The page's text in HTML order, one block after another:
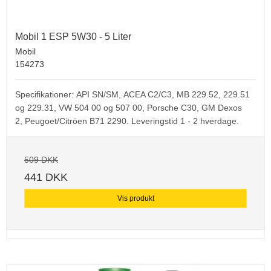
Mobil 1 ESP 5W30 - 5 Liter
Mobil
154273
Specifikationer: API SN/SM, ACEA C2/C3, MB 229.52, 229.51
og 229.31, VW 504 00 og 507 00, Porsche C30, GM Dexos
2, Peugoet/Citröen B71 2290 . Leveringstid 1 - 2 hverdage.
509 DKK
441 DKK
Vis produkt